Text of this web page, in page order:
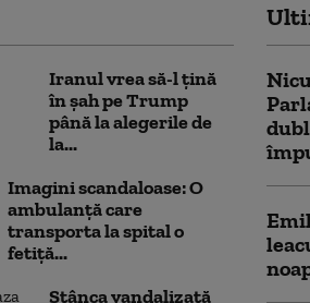
Iranul vrea să-l țină
în șah pe Trump
până la alegerile de
la...
Imagini scandaloase: O
ambulanță care
transporta la spital o
fetiță...
Stânca vandalizată